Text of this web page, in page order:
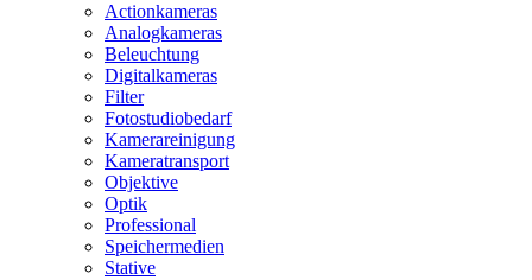
Actionkameras
Analogkameras
Beleuchtung
Digitalkameras
Filter
Fotostudiobedarf
Kamerareinigung
Kameratransport
Objektive
Optik
Professional
Speichermedien
Stative